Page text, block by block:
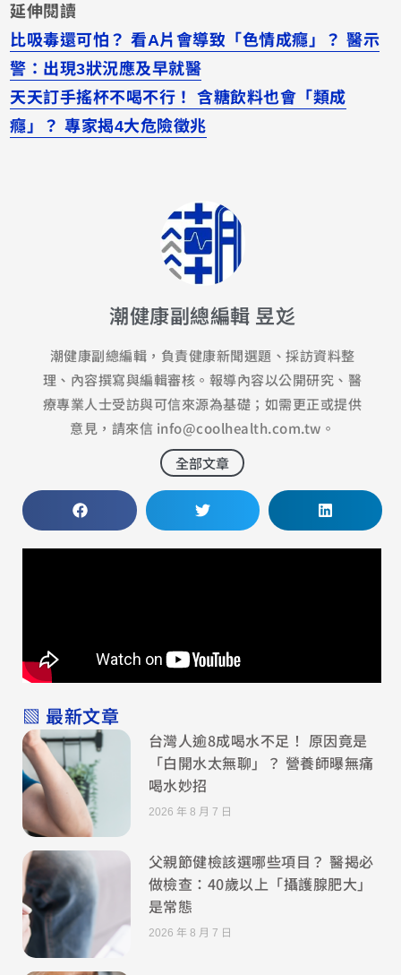
延伸閱讀
比吸毒還可怕？ 看A片會導致「色情成癮」？ 醫示
警：出現3狀況應及早就醫
天天訂手搖杯不喝不行！ 含糖飲料也會「類成
癮」？ 專家揭4大危險徵兆
潮健康副總編輯 昱彣
潮健康副總編輯，負責健康新聞選題、採訪資料整
理、內容撰寫與編輯審核。報導內容以公開研究、醫
療專業人士受訪與可信來源為基礎；如需更正或提供
意見，請來信 info@coolhealth.com.tw 。
全部文章
▧ 最新文章
台灣人逾8成喝水不足！ 原因竟是
「白開水太無聊」？ 營養師曝無痛
喝水妙招
2026 年 8 月 7 日
父親節健檢該選哪些項目？ 醫揭必
做檢查：40歲以上「攝護腺肥大」
是常態
2026 年 8 月 7 日